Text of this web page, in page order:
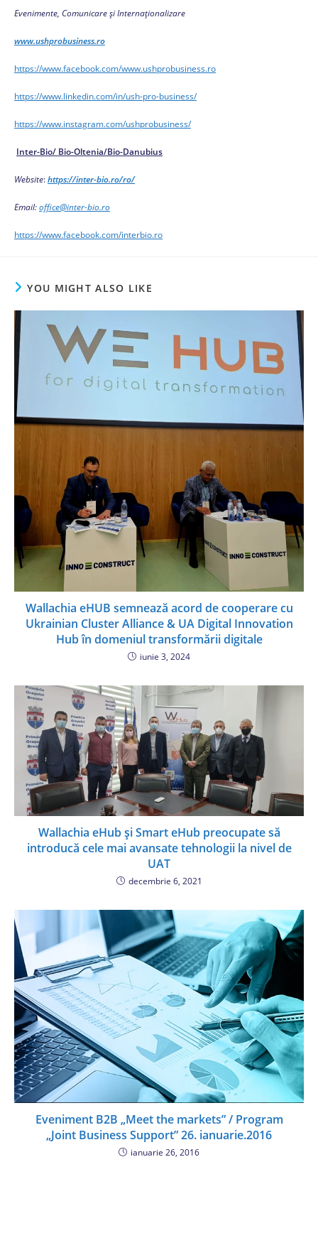
Evenimente, Comunicare și Internaționalizare
www.ushprobusiness.ro
https://www.facebook.com/www.ushprobusiness.ro
https://www.linkedin.com/in/ush-pro-business/
https://www.instagram.com/ushprobusiness/
Inter-Bio/ Bio-Oltenia/Bio-Danubius
Website:https://inter-bio.ro/ro/
Email:office@inter-bio.ro
https://www.facebook.com/interbio.ro
YOU MIGHT ALSO LIKE
Wallachia eHUB semnează acord de cooperare cu
Ukrainian Cluster Alliance & UA Digital Innovation
Hub în domeniul transformării digitale
iunie 3, 2024
Wallachia eHub și Smart eHub preocupate să
introducă cele mai avansate tehnologii la nivel de
UAT
decembrie 6, 2021
Eveniment B2B „Meet the markets” / Program
„Joint Business Support” 26. ianuarie.2016
ianuarie 26, 2016